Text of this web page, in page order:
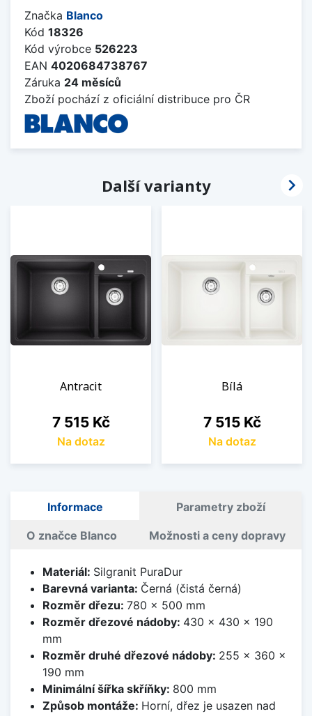
Značka Blanco
Kód 18326
Kód výrobce 526223
EAN 4020684738767
Záruka 24 měsíců
Zboží pochází z oficiální distribuce pro ČR
Další varianty
Antracit
Cena
7 515 Kč
Na dotaz
Bílá
Cena
7 515 Kč
Na dotaz

Informace Parametry zboží
O značce Blanco Možnosti a ceny dopravy
Materiál: Silgranit PuraDur
Barevná varianta: Černá (čistá černá)
Rozměr dřezu: 780 x 500 mm
Rozměr dřezové nádoby: 430 x 430 x 190
mm
Rozměr druhé dřezové nádoby: 255 x 360 x
190 mm
Minimální šířka skříňky: 800 mm
Způsob montáže: Horní, dřez je usazen nad